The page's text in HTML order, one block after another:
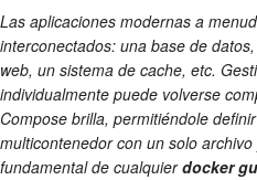
Las aplicaciones modernas a
interconectados: una base de
web, un sistema de cache, etc.
individualmente puede volverse
Compose brilla, permitiéndole
multicontenedor con un solo
fundamental de cualquierdocker